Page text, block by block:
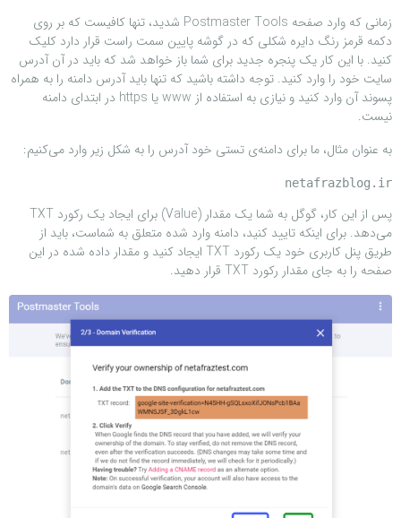
زمانی که وارد صفحه Postmaster Tools شدید، تنها کافیست که بر روی
دکمه قرمز رنگ دایره شکلی که در گوشه پایین سمت راست قرار دارد کلیک
کنید. با این کار یک پنجره جدید برای شما باز خواهد شد که باید در آن آدرس
سایت خود را وارد کنید. توجه داشته باشید که تنها باید آدرس دامنه را به همراه
پسوند آن وارد کنید و نیازی به استفاده از www یا https در ابتدای دامنه
نیست.
به عنوان مثال، ما برای دامنه‌ی تستی خود آدرس را به شکل زیر وارد می‌کنیم:
netafrazblog.ir
پس از این کار، گوگل به شما یک مقدار (Value) برای ایجاد یک رکورد TXT
می‌دهد. برای اینکه تایید کنید، دامنه وارد شده متعلق به شماست، باید از
طریق پنل کاربری خود یک رکورد TXT ایجاد کنید و مقدار داده شده در این
صفحه را به جای مقدار رکورد TXT قرار دهید.